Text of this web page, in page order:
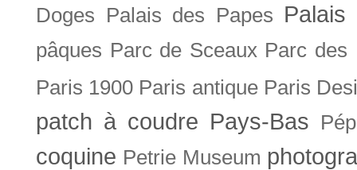
Doges
Palais des Papes Palais
pâques Parc de Sceaux Parc des
Paris 1900 Paris antique Paris
patch à coudre Pays-Bas
coquine Petrie Museum